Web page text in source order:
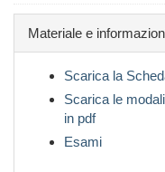
Materiale e
Scarica la
Scarica le
in pdf
Esami